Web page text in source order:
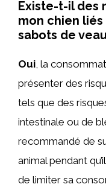
Existe-t-il des
mon chien
sabots de
Oui, la
présenter des
tels que des
intestinale ou de
recommandé de
animal pendant
de limiter sa